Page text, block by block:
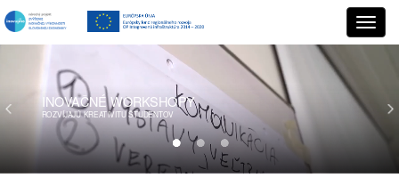
INOVAČNÉWORKSHOPY
ROZVÍJAJÚ KREATIVITU ŠTUDENTOV